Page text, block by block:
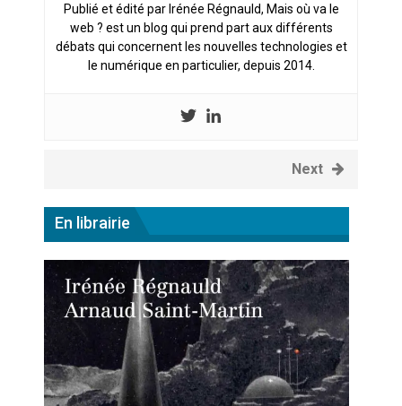
Publié et édité par Irénée Régnauld, Mais où va le
web ? est un blog qui prend part aux différents
débats qui concernent les nouvelles technologies et
le numérique en particulier, depuis 2014.
Next
En librairie